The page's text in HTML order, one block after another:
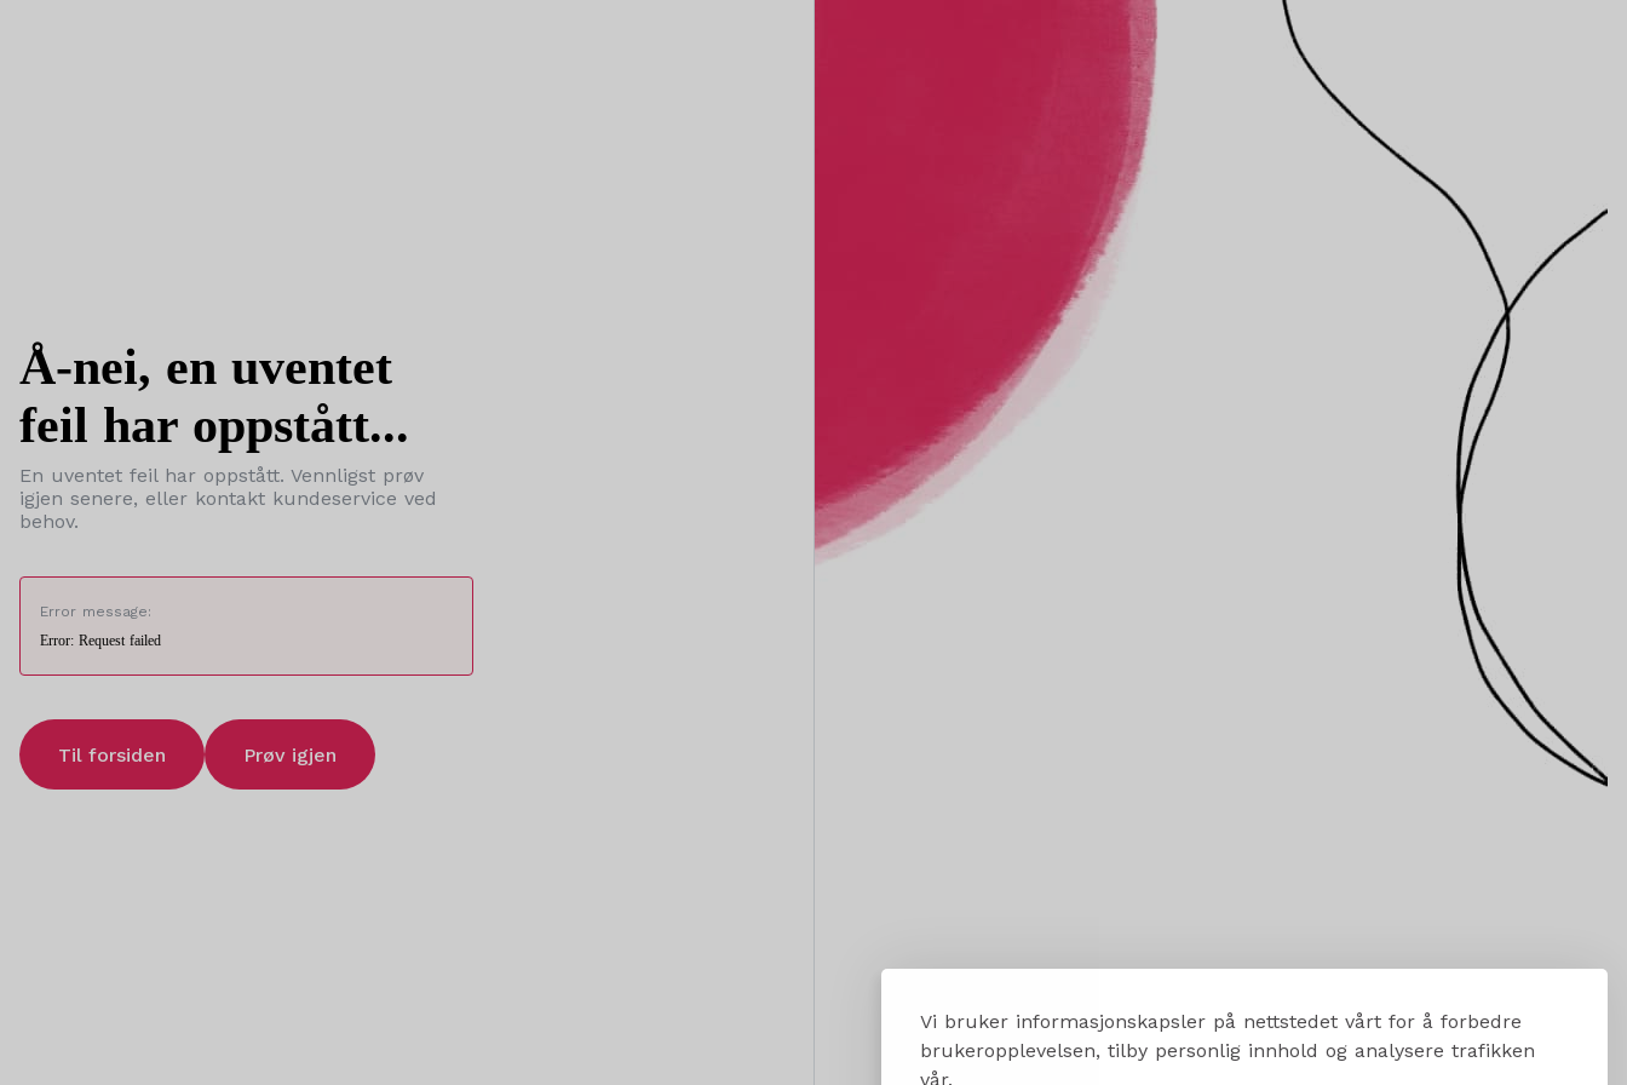
Vi bruker informasjonskapsler på nettstedet vårt for å forbedre
brukeropplevelsen, tilby personlig innhold og analysere trafikken
vår.
Å-nei, en uventet
feil har oppstått...
En uventet feil har oppstått. Vennligst prøv
igjen senere, eller kontakt kundeservice ved
behov.
Error message:
Error: Request failed
Til forsiden Prøv igjen